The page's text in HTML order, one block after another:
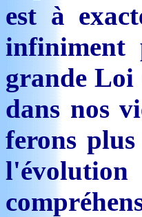
est à
infiniment
grande Loi
dans nos
ferons